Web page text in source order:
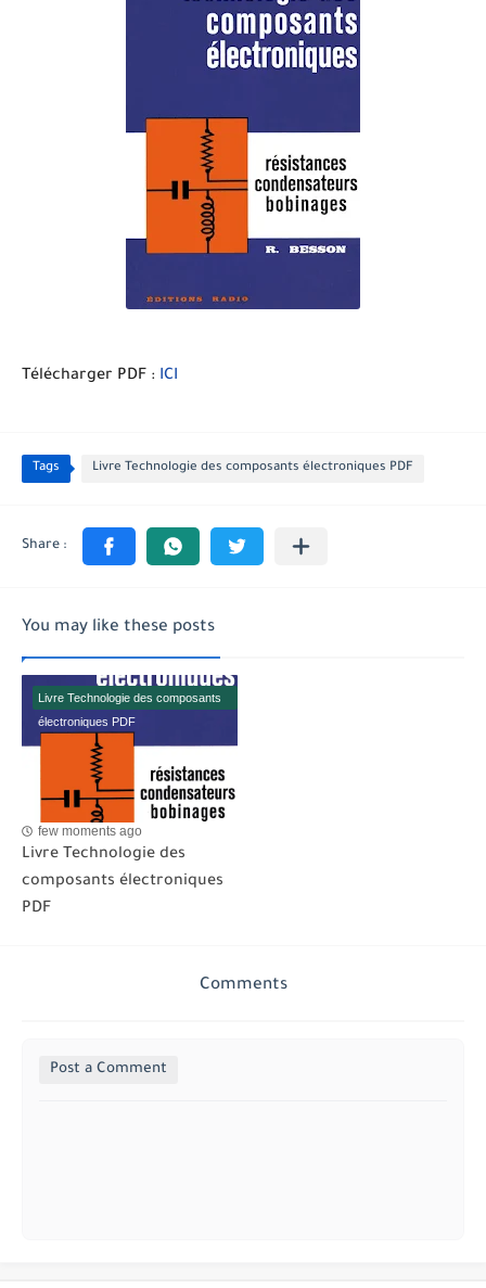
Télécharger PDF : ICI
Tags Livre Technologie des composants électroniques PDF
You may like these posts
Livre Technologie des composants
électroniques PDF
few moments ago
Livre Technologie des
composants électroniques
PDF
Comments
Post a Comment